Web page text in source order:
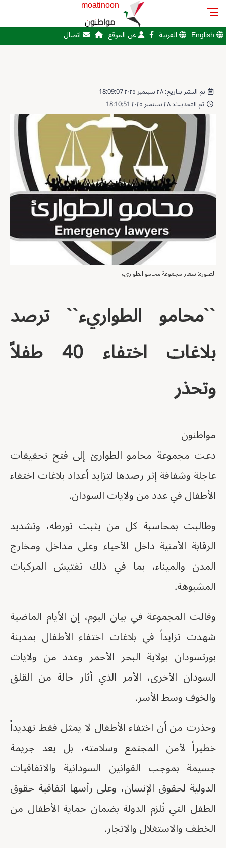
moatinoon
مواطنون
English العربية عن الموقع اتصال
تم النشر بتاريخ: ٢٨ سبتمبر ٢٠٢٥ 18:09:07
تم التحديث: ٢٨ سبتمبر ٢٠٢٥ 18:10:51
الصورة: شعار مجموعة محامو الطواريء
``محامو الطواريء`` ترصد
بلاغات اختفاء 40 طفلاً
وتحذر
مواطنون
دعت مجموعة محامو الطوارئ إلى فتح تحقيقات
عاجلة وشفافة إثر رصدها لتزايد أعداد بلاغات اختفاء
الأطفال في عدد من ولايات السودان.
وطالبت بمحاسبة كل من يثبت تورطه، وتشديد
الرقابة الأمنية داخل الأحياء وعلى مداخل ومخارج
المدن والميناء، بما في ذلك تفتيش المركبات
المشبوهة.
وقالت المجموعة في بيان اليوم، إن الأيام الماضية
شهدت تزايداً في بلاغات اختفاء الأطفال بمدينة
بورتسودان بولاية البحر الأحمر وعدد من ولايات
السودان الأخرى، الأمر الذي أثار حالة من القلق
والخوف وسط الأسر.
وحذرت من أن اختفاء الأطفال لا يمثل فقط تهديداً
خطيراً لأمن المجتمع وسلامته، بل يعد جريمة
جسيمة بموجب القوانين السودانية والاتفاقيات
الدولية لحقوق الإنسان، وعلى رأسها اتفاقية حقوق
الطفل التي تُلزم الدولة بضمان حماية الأطفال من
الخطف والاستغلال والاتجار.